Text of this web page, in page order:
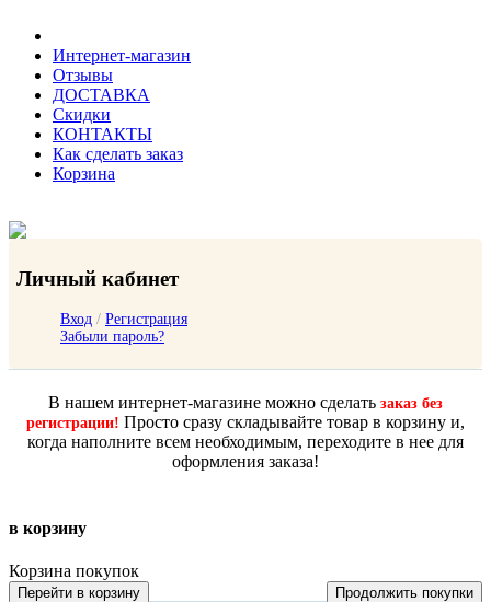
Интернет-магазин
Отзывы
ДОСТАВКА
Скидки
КОНТАКТЫ
Как сделать заказ
Корзина
Личный кабинет
Вход / Регистрация
Забыли пароль?
В нашем интернет-магазине можно сделать заказ без
регистрации! Просто сразу складывайте товар в корзину и,
когда наполните всем необходимым, переходите в нее для
оформления заказа!
в корзину
Корзина покупок
Перейти в корзину Продолжить покупки